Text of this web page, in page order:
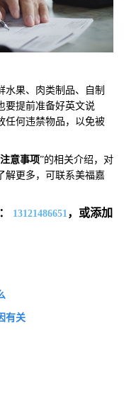
果、肉类制品、自制
要提前准备好英文说
任何违禁物品，以免被
意事项”的相关介绍，对
解更多，可联系美福嘉
13121486651 ，或添加
有关